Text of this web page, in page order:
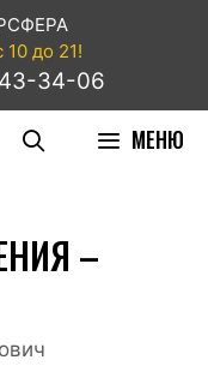
до 21!
34-06
МЕНЮ
–